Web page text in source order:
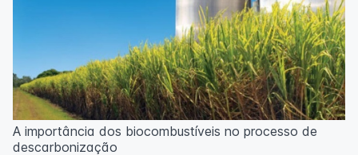
A importância dos biocombustíveis no processo de
descarbonização